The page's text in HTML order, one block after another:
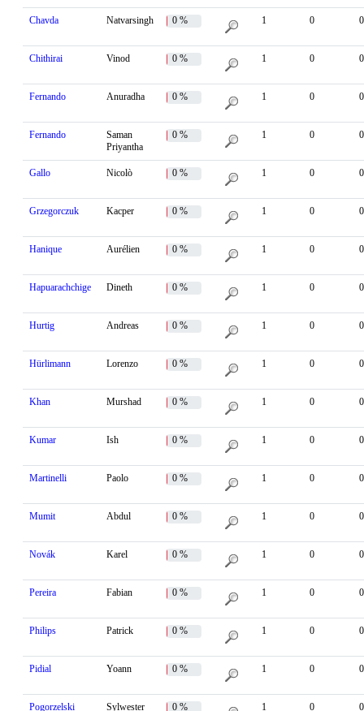
Chavda Natvarsingh 0 % 1 0 0
Chithirai Vinod 0 % 1 0 0
Fernando Anuradha 0 % 1 0 0
Fernando
Saman
Priyantha
0 % 1 0 0
Gallo Nicolò 0 % 1 0 0
Grzegorczuk Kacper 0 % 1 0 0
Hanique Aurélien 0 % 1 0 0
Hapuarachchige Dineth 0 % 1 0 0
Hurtig Andreas 0 % 1 0 0
Hürlimann Lorenzo 0 % 1 0 0
Khan Murshad 0 % 1 0 0
Kumar Ish 0 % 1 0 0
Martinelli Paolo 0 % 1 0 0
Mumit Abdul 0 % 1 0 0
Novák Karel 0 % 1 0 0
Pereira Fabian 0 % 1 0 0
Philips Patrick 0 % 1 0 0
Pidial Yoann 0 % 1 0 0
Pogorzelski Sylwester 0 % 1 0 0